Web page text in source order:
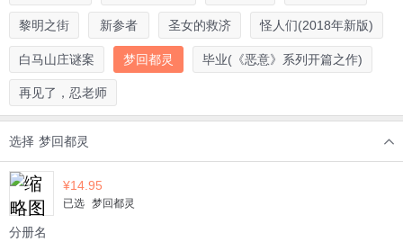
黎明之街 新参者 圣女的救济 怪人们(2018年新版)
白马山庄谜案 梦回都灵 毕业(《恶意》系列开篇之作)
再见了，忍老师
选择 梦回都灵
¥14.95
已选 梦回都灵
分册名